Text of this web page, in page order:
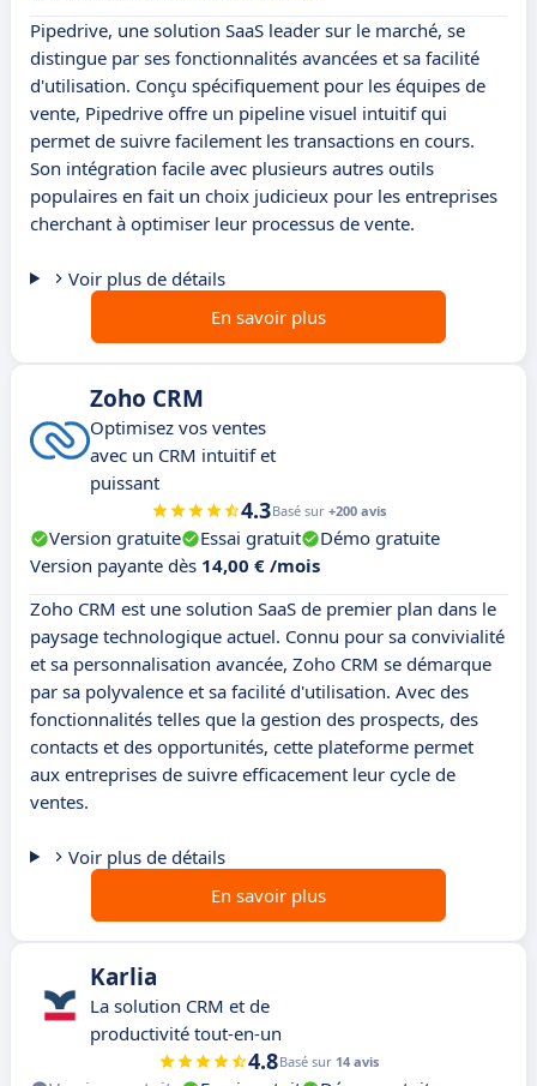
Pipedrive, une solution SaaS leader sur le marché, se
distingue par ses fonctionnalités avancées et sa facilité
d'utilisation. Conçu spécifiquement pour les équipes de
vente, Pipedrive offre un pipeline visuel intuitif qui
permet de suivre facilement les transactions en cours.
Son intégration facile avec plusieurs autres outils
populaires en fait un choix judicieux pour les entreprises
cherchant à optimiser leur processus de vente.
Voir plus de détails
En savoir plus
Zoho CRM
Optimisez vos ventes
avec un CRM intuitif et
puissant
4.3Basé sur +200 avis
Version gratuite Essai gratuit
Démo gratuite
Version payante dès 14,00 € /mois
Zoho CRM est une solution SaaS de premier plan dans le
paysage technologique actuel. Connu pour sa convivialité
et sa personnalisation avancée, Zoho CRM se démarque
par sa polyvalence et sa facilité d'utilisation. Avec des
fonctionnalités telles que la gestion des prospects, des
contacts et des opportunités, cette plateforme permet
aux entreprises de suivre efficacement leur cycle de
ventes.
Voir plus de détails
En savoir plus
Karlia
La solution CRM et de
productivité tout-en-un
4.8Basé sur 14 avis